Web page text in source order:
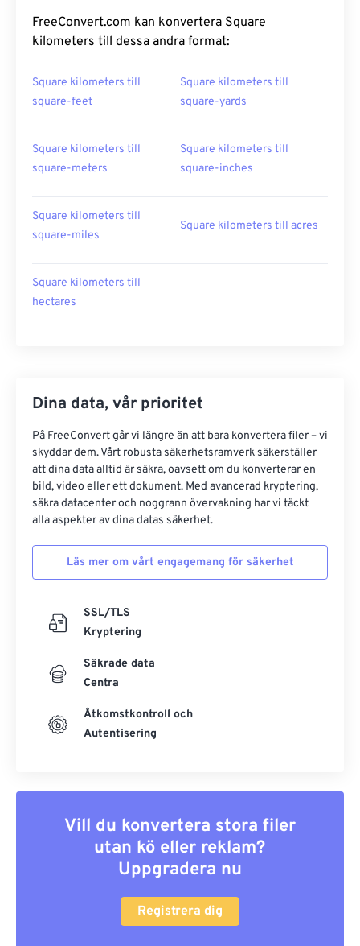
FreeConvert.com kan konvertera Square
kilometers till dessa andra format:
Square kilometers till
square-feet
Square kilometers till
square-yards
Square kilometers till
square-meters
Square kilometers till
square-inches
Square kilometers till
square-miles
Square kilometers till acres
Square kilometers till
hectares
Dina data, vår prioritet
På FreeConvert går vi längre än att bara konvertera filer – vi
skyddar dem. Vårt robusta säkerhetsramverk säkerställer
att dina data alltid är säkra, oavsett om du konverterar en
bild, video eller ett dokument. Med avancerad kryptering,
säkra datacenter och noggrann övervakning har vi täckt
alla aspekter av dina datas säkerhet.
Läs mer om vårt engagemang för säkerhet
SSL/TLS
Kryptering
Säkrade data
Centra
Åtkomstkontroll och
Autentisering
Vill du konvertera stora filer
utan kö eller reklam?
Uppgradera nu
Registrera dig